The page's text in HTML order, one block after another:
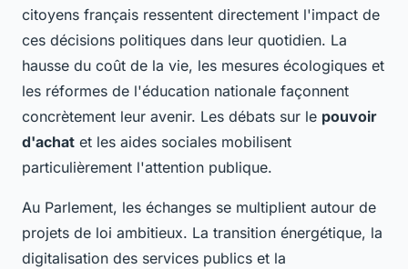
citoyens français ressentent directement l'impact de
ces décisions politiques dans leur quotidien. La
hausse du coût de la vie, les mesures écologiques et
les réformes de l'éducation nationale façonnent
concrètement leur avenir. Les débats sur le pouvoir
d'achat et les aides sociales mobilisent
particulièrement l'attention publique.
Au Parlement, les échanges se multiplient autour de
projets de loi ambitieux. La transition énergétique, la
digitalisation des services publics et la